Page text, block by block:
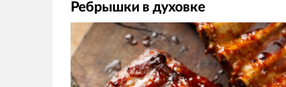
Ребрышки в духовке